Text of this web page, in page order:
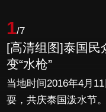
1/7
[高清组图]泰国民
变“水枪”
当地时间2016年4月
耍，共庆泰国泼水节